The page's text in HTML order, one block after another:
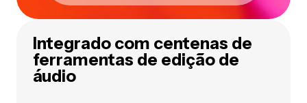
Integrado com centenas de
ferramentas de edição de
áudio